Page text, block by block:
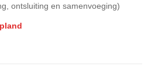
ontsluiting en samenvoeging)